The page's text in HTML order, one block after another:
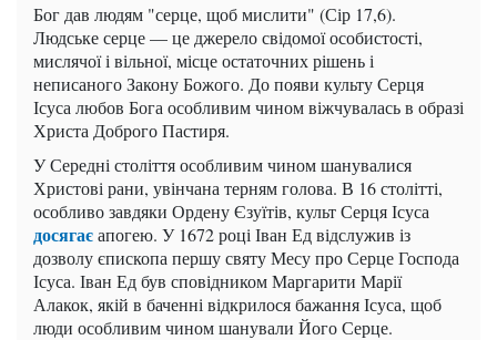
Бог дав людям "серце, щоб мислити" (Сір 17,6).
Людське серце — це джерело свідомої особистості,
мислячої і вільної, місце остаточних рішень і
неписаного Закону Божого. До появи культу Серця
Ісуса любов Бога особливим чином віжчувалась в образі
Христа Доброго Пастиря.
У Середні століття особливим чином шанувалися
Христові рани, увінчана терням голова. В 16 столітті,
особливо завдяки Ордену Єзуїтів, культ Серця Ісуса
досягаєапогею. У 1672 році Іван Ед відслужив із
дозволу єпископа першу святу Месу про Серце Господа
Ісуса. Іван Ед був сповідником Маргарити Марії
Алакок, якій в баченні відкрилося бажання Ісуса, щоб
люди особливим чином шанували Його Серце.